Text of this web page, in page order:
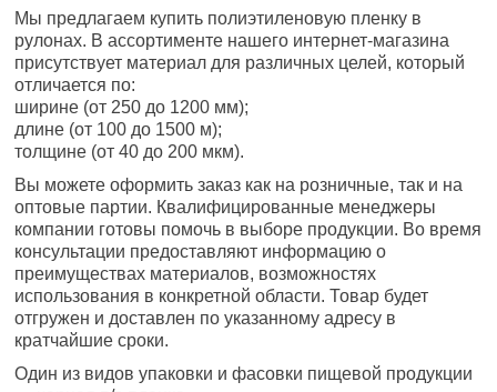
Мы предлагаем купить полиэтиленовую пленку в
рулонах. В ассортименте нашего интернет-магазина
присутствует материал для различных целей, который
отличается по:
ширине (от 250 до 1200 мм);
длине (от 100 до 1500 м);
толщине (от 40 до 200 мкм).
Вы можете оформить заказ как на розничные, так и на
оптовые партии. Квалифицированные менеджеры
компании готовы помочь в выборе продукции. Во время
консультации предоставляют информацию о
преимуществах материалов, возможностях
использования в конкретной области. Товар будет
отгружен и доставлен по указанному адресу в
кратчайшие сроки.
Один из видов упаковки и фасовки пищевой продукции